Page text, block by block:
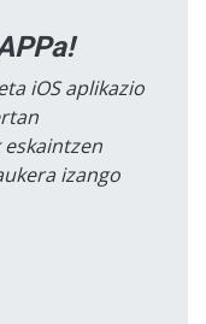
iOS aplikazio
izango